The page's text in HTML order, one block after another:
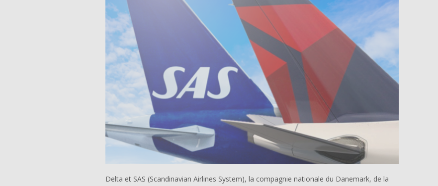
Delta et SAS (Scandinavian Airlines System), la compagnie nationale du Danemark, de la